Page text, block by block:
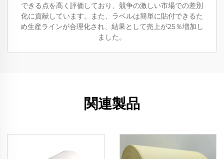
できる点を高く評価しており、競争の激しい市場での差別
化に貢献しています。また、ラベルは簡単に貼付できるた
め生産ラインが合理化され、結果として売上が25％増加し
ました。
関連製品